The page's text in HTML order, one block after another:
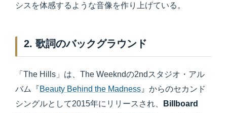
シスを体感するような音像を作り上げている。
2. 歌詞のバックグラウンド
「The Hills」は、The Weekndの2ndスタジオ・アル
バム『Beauty Behind the Madness 』からのセカンド
シングルとして2015年にリリースされ、
Billboard